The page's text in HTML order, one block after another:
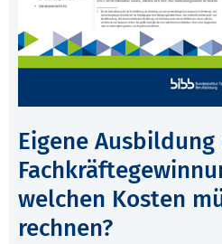
Eigene
welchen Kosten
rechnen?